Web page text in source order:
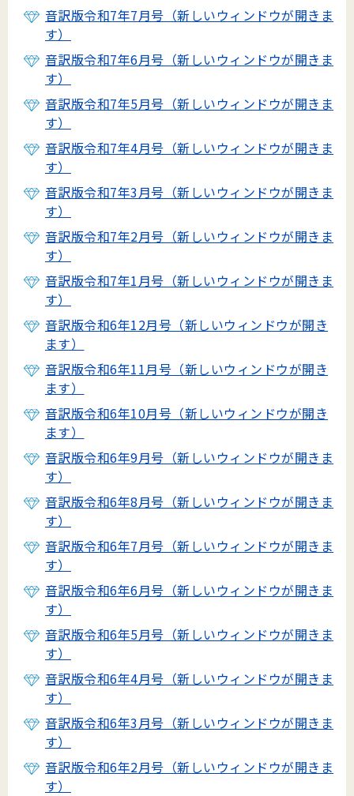
音訳版令和7年7月号（新しいウィンドウが開きま
す）
音訳版令和7年6月号（新しいウィンドウが開きま
す）
音訳版令和7年5月号（新しいウィンドウが開きま
す）
音訳版令和7年4月号（新しいウィンドウが開きま
す）
音訳版令和7年3月号（新しいウィンドウが開きま
す）
音訳版令和7年2月号（新しいウィンドウが開きま
す）
音訳版令和7年1月号（新しいウィンドウが開きま
す）
音訳版令和6年12月号（新しいウィンドウが開き
ます）
音訳版令和6年11月号（新しいウィンドウが開き
ます）
音訳版令和6年10月号（新しいウィンドウが開き
ます）
音訳版令和6年9月号（新しいウィンドウが開きま
す）
音訳版令和6年8月号（新しいウィンドウが開きま
す）
音訳版令和6年7月号（新しいウィンドウが開きま
す）
音訳版令和6年6月号（新しいウィンドウが開きま
す）
音訳版令和6年5月号（新しいウィンドウが開きま
す）
音訳版令和6年4月号（新しいウィンドウが開きま
す）
音訳版令和6年3月号（新しいウィンドウが開きま
す）
音訳版令和6年2月号（新しいウィンドウが開きま
す）